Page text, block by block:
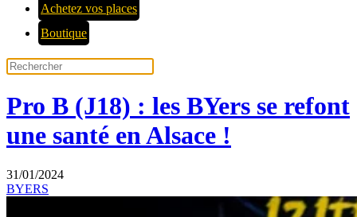
Achetez vos places
Boutique
Pro B (J18) : les BYers se refont
une santé en Alsace !
31/01/2024
BYERS